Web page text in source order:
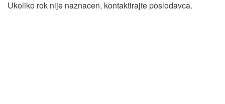
Ukoliko rok nije naznacen, kontaktirajte poslodavca.